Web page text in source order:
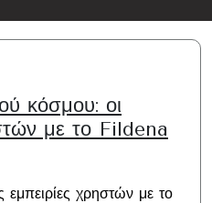
κόσμου: οι
με το Fildena
εμπειρίες χρηστών με το